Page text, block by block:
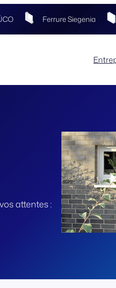
Ferrure Siegenia
attentes :